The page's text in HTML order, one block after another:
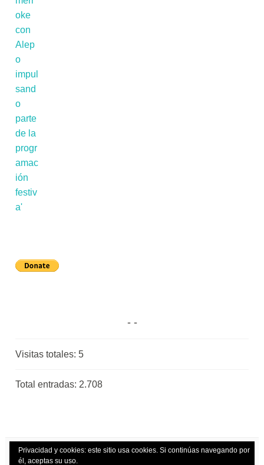
Visitas totales: 5
Total entradas: 2.708
Privacidad y cookies: este sitio usa cookies. Si continúas navegando por
él, aceptas su uso.